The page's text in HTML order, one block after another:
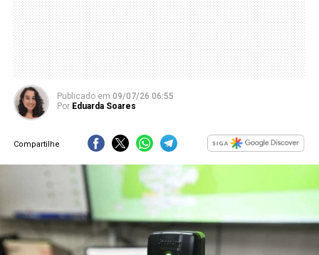
Publicado em 09/07/26 06:55
Por Eduarda Soares
Compartilhe